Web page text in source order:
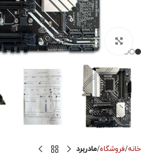
برای بزرگنمایی کلیک کنید
خانه فروشگاه مادربرد